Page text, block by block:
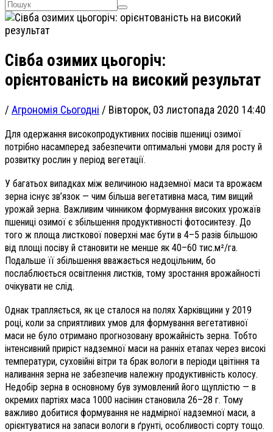
Сівба озимих цьогоріч:
орієнтованість на високий результат
/ Агрономія Сьогодні / Вівторок, 03 листопада 2020 14:40
Для одержання високопродуктивних посівів пшениці озимої
потрібно насамперед забезпечити оптимальні умови для росту й
розвитку рослин у період вегетації.
У багатьох випадках між величиною надземної маси та врожаєм
зерна існує зв’язок — чим більша вегетативна маса, тим вищий
урожай зерна. Важливим чинником формування високих урожаїв
пшениці озимої є збільшення продуктивності фотосинтезу. До
того ж площа листкової поверхні має бути в 4–5 разів більшою
від площі посіву й становити не менше як 40–60 тис.м²/га.
Подальше її збільшення вважається недоцільним, бо
послаблюється освітлення листків, тому зростання врожайності
очікувати не слід.
Однак трапляється, як це сталося на полях Харківщини у 2019
році, коли за сприятливих умов для формування вегетативної
маси не було отримано прогнозовану врожайність зерна. Тобто
інтенсивний приріст надземної маси на ранніх етапах через високі
температури, суховійні вітри та брак вологи в періоди цвітіння та
наливання зерна не забезпечив належну продуктивність колосу.
Недобір зерна в основному був зумовлений його щуплістю — в
окремих партіях маса 1000 насінин становила 26–28 г. Тому
важливо добитися формування не надмірної надземної маси, а
орієнтуватися на запаси вологи в ґрунті, особливості сорту тощо.